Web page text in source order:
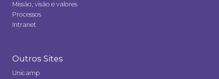
Missão, visão e valores
Processos
Intranet
Outros Sites
Unicamp